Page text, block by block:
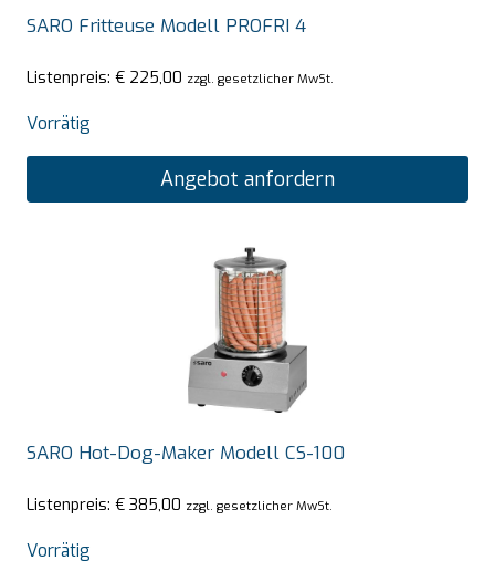
SARO Fritteuse Modell PROFRI 4
Listenpreis: € 225,00 zzgl. gesetzlicher MwSt.
Vorrätig
Angebot anfordern
SARO Hot-Dog-Maker Modell CS-100
Listenpreis: € 385,00 zzgl. gesetzlicher MwSt.
Vorrätig